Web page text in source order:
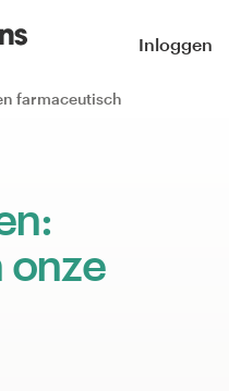
Inloggen
farmaceutisch
onze